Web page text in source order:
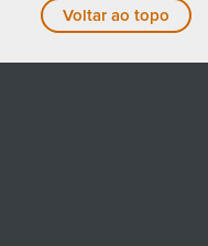
Voltar ao topo